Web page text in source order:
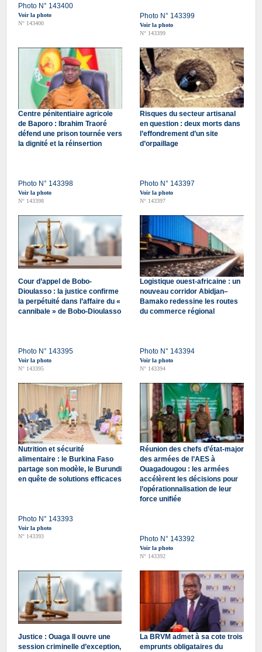
Photo N° 143400
Voir la photo
N° 143400
Photo N° 143399
Voir la photo
N° 143399
Centre pénitentiaire agricole
de Baporo : Ibrahim Traoré
défend une prison tournée vers
la dignité et la réinsertion
Photo N° 143398
Voir la photo
N° 143398
Risques du secteur artisanal
en question : deux morts dans
l’effondrement d’un site
d’orpaillage
Photo N° 143397
Voir la photo
N° 143397
Cour d’appel de Bobo-
Dioulasso : la justice confirme
la perpétuité dans l’affaire du «
cannibale » de Bobo-Dioulasso
Photo N° 143395
Voir la photo
N° 143395
Logistique ouest-africaine : un
nouveau corridor Abidjan–
Bamako redessine les routes
du commerce régional
Photo N° 143394
Voir la photo
N° 143394
Nutrition et sécurité
alimentaire : le Burkina Faso
partage son modèle, le Burundi
en quête de solutions efficaces
Photo N° 143393
Voir la photo
N° 143393
Réunion des chefs d’état-major
des armées de l’AES à
Ouagadougou : les armées
accélèrent les décisions pour
l’opérationnalisation de leur
force unifiée
Photo N° 143392
Voir la photo
N° 143392
Justice : Ouaga II ouvre une
session criminelle d’exception,
La BRVM admet à sa cote trois
emprunts obligataires du